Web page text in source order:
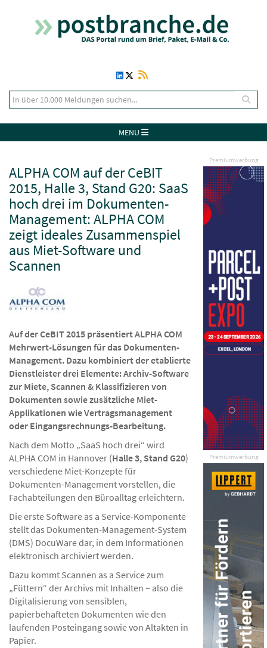
MENU
Premiumwerbung
Premiumwerbung
ALPHA COM auf der CeBIT
2015, Halle 3, Stand G20: SaaS
hoch drei im Dokumenten-
Management: ALPHA COM
zeigt ideales Zusammenspiel
aus Miet-Software und
Scannen
Auf der CeBIT 2015 präsentiert ALPHA COM
Mehrwert-Lösungen für das Dokumenten-
Management. Dazu kombiniert der etablierte
Dienstleister drei Elemente: Archiv-Software
zur Miete, Scannen & Klassifizieren von
Dokumenten sowie zusätzliche Miet-
Applikationen wie Vertragsmanagement
oder Eingangsrechnungs-Bearbeitung.
Nach dem Motto „SaaS hoch drei“ wird
ALPHA COM in Hannover (Halle 3, Stand G20)
verschiedene Miet-Konzepte für
Dokumenten-Management vorstellen, die
Fachabteilungen den Büroalltag erleichtern.
Die erste Software as a Service-Komponente
stellt das Dokumenten-Management-System
(DMS) DocuWare dar, in dem Informationen
elektronisch archiviert werden.
Dazu kommt Scannen as a Service zum
„Füttern“ der Archivs mit Inhalten – also die
Digitalisierung von sensiblen,
papierbehafteten Dokumenten wie den
laufenden Posteingang sowie von Altakten in
Papier.